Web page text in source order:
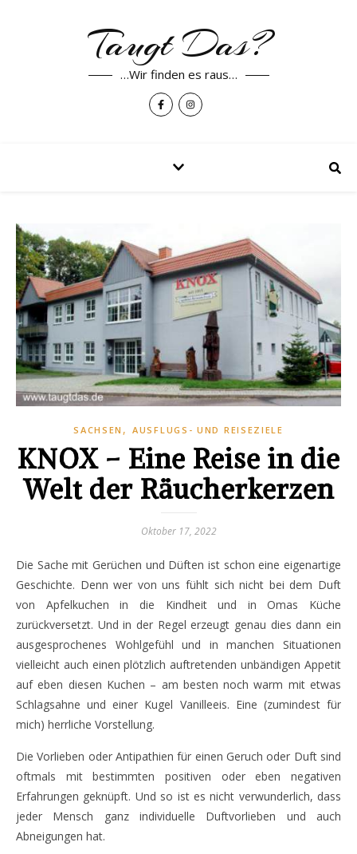
Taugt Das?
…Wir finden es raus…
SACHSEN ,AUSFLUGS- UND REISEZIELE
KNOX – Eine Reise in die
Welt der Räucherkerzen
Oktober 17, 2022
Die Sache mit Gerüchen und Düften ist schon eine eigenartige
Geschichte. Denn wer von uns fühlt sich nicht bei dem Duft
von Apfelkuchen in die Kindheit und in Omas Küche
zurückversetzt. Und in der Regel erzeugt genau dies dann ein
ausgesprochenes Wohlgefühl und in manchen Situationen
vielleicht auch einen plötzlich auftretenden unbändigen Appetit
auf eben diesen Kuchen – am besten noch warm mit etwas
Schlagsahne und einer Kugel Vanilleeis. Eine (zumindest für
mich) herrliche Vorstellung.
Die Vorlieben oder Antipathien für einen Geruch oder Duft sind
oftmals mit bestimmten positiven oder eben negativen
Erfahrungen geknüpft. Und so ist es nicht verwunderlich, dass
jeder Mensch ganz individuelle Duftvorlieben und auch
Abneigungen hat.